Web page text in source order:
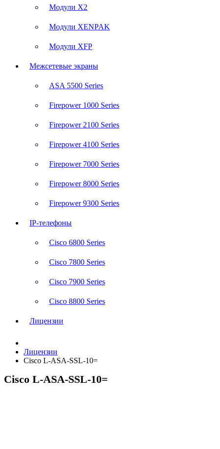
Модули X2
Модули XENPAK
Модули XFP
Межсетевые экраны
ASA 5500 Series
Firepower 1000 Series
Firepower 2100 Series
Firepower 4100 Series
Firepower 7000 Series
Firepower 8000 Series
Firepower 9300 Series
IP-телефоны
Cisco 6800 Series
Cisco 7800 Series
Cisco 7900 Series
Cisco 8800 Series
Лицензии
Лицензии
Cisco L-ASA-SSL-10=
Cisco L-ASA-SSL-10=